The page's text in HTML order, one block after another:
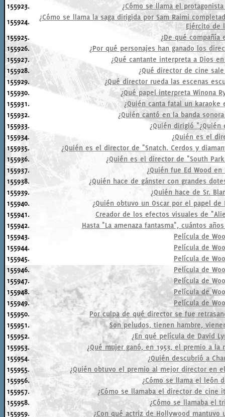
155923.
¿Cómo se llama el
155924.
¿Cómo se llama la saga dirigida por Sam Raimi
Ejército de
155925.
¿De qué compañía
155926.
¿Por qué personajes han ganado los
155927.
¿Qué cantante interpreta a Dios
155928.
¿Qué director de cine
155929.
¿Qué director rueda las escenas
155930.
¿Qué papel interpreta Winona
155931.
¿Quién canta fatal un
155932.
¿Quién cantó en la banda
155933.
¿Quién dirigió "¿Quién
155934.
¿Quién es el
155935.
¿Quién es el director de "Snatch. Cerdos y
155936.
¿Quién es el director de "South
155937.
¿Quién fue Ed Wood
155938.
¿Quién hace de gánster con grandes
155939.
¿Quién hace de Sr.
155940.
¿Quién obtuvo un Oscar por el papel de
155941.
Creador de los efectos visuales de
155942.
Hasta "La amenaza fantasma", cuántos
155943.
Película de
155944.
Película de
155945.
Película de
155946.
Película de
155947.
Película de
155948.
Película de
155949.
Película de
155950.
Por culpa de qué director se fue
155951.
Son peludos, tienen hambre,
155952.
¿En qué película de David
155953.
¿Qué mujer ganó, en 1953, el premio a
155954.
¿Quién descubrió a
155955.
¿Quién obtuvo el premio al mejor director en
155956.
¿Cómo se llama el león
155957.
¿Cómo se llamaba el director de cine
155958.
¿Cómo se llamaba el
155959.
¿Con qué actriz de Hollywood mantuvo